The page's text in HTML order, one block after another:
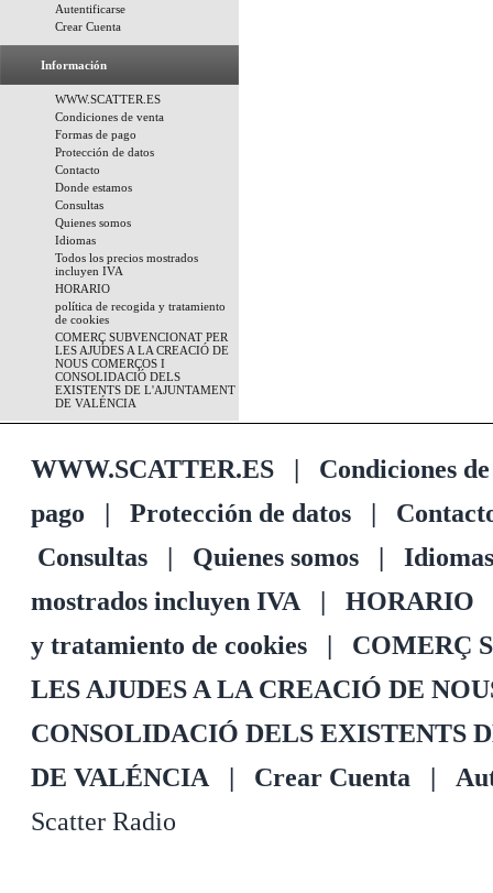
Autentificarse
Crear Cuenta
Información
WWW.SCATTER.ES
Condiciones de venta
Formas de pago
Protección de datos
Contacto
Donde estamos
Consultas
Quienes somos
Idiomas
Todos los precios mostrados
incluyen IVA
HORARIO
política de recogida y tratamiento
de cookies
COMERÇ SUBVENCIONAT PER
LES AJUDES A LA CREACIÓ DE
NOUS COMERÇOS I
CONSOLIDACIÓ DELS
EXISTENTS DE L'AJUNTAMENT
DE VALÉNCIA
WWW.SCATTER.ES | Condiciones
pago | Protección de datos |
Consultas | Quienes somos | Idiomas
mostrados incluyen IVA | HORARIO
y tratamiento de cookies | COMERÇ
LES AJUDES A LA CREACIÓ DE
CONSOLIDACIÓ DELS EXISTENTS
DE VALÉNCIA | Crear Cuenta |
Scatter Radio